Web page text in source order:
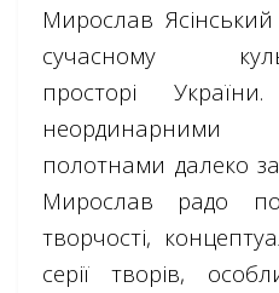
Мирослав
сучасному
просторі
полотнами далеко
Мирослав радо
творчості,
серії творів,